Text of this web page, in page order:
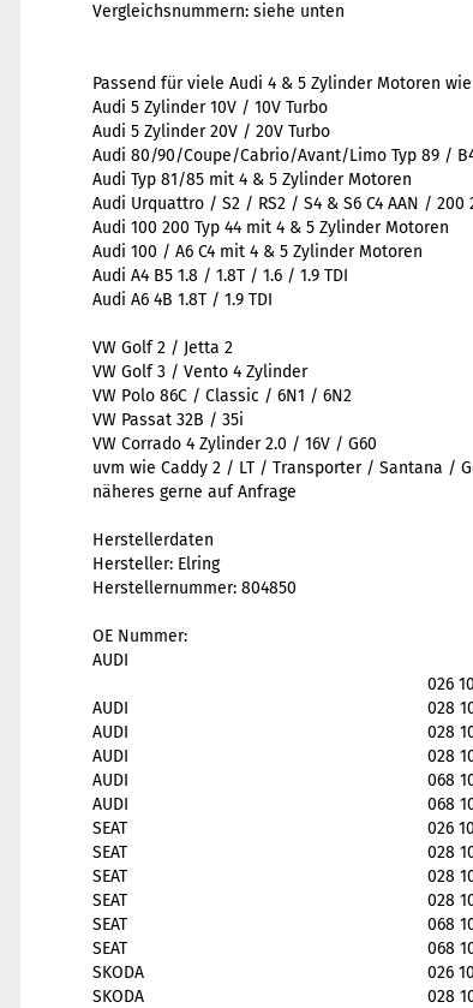
Vergleichsnummern: siehe unten
Passend für viele Audi 4 & 5 Zylinder Motoren wie
Audi 5 Zylinder 10V / 10V Turbo
Audi 5 Zylinder 20V / 20V Turbo
Audi 80/90/Coupe/Cabrio/Avant/Limo Typ 89 /
Audi Typ 81/85 mit 4 & 5 Zylinder Motoren
Audi Urquattro / S2 / RS2 / S4 & S6 C4 AAN / 200
Audi 100 200 Typ 44 mit 4 & 5 Zylinder Motoren
Audi 100 / A6 C4 mit 4 & 5 Zylinder Motoren
Audi A4 B5 1.8 / 1.8T / 1.6 / 1.9 TDI
Audi A6 4B 1.8T / 1.9 TDI
VW Golf 2 / Jetta 2
VW Golf 3 / Vento 4 Zylinder
VW Polo 86C / Classic / 6N1 / 6N2
VW Passat 32B / 35i
VW Corrado 4 Zylinder 2.0 / 16V / G60
uvm wie Caddy 2 / LT / Transporter / Santana /
näheres gerne auf Anfrage
Herstellerdaten
Hersteller: Elring
Herstellernummer: 804850
OE Nummer:
AUDI
026
AUDI
028
AUDI
028
AUDI
028
AUDI
068
AUDI
068
SEAT
026
SEAT
028
SEAT
028
SEAT
028
SEAT
068
SEAT
068
SKODA
026
SKODA
028